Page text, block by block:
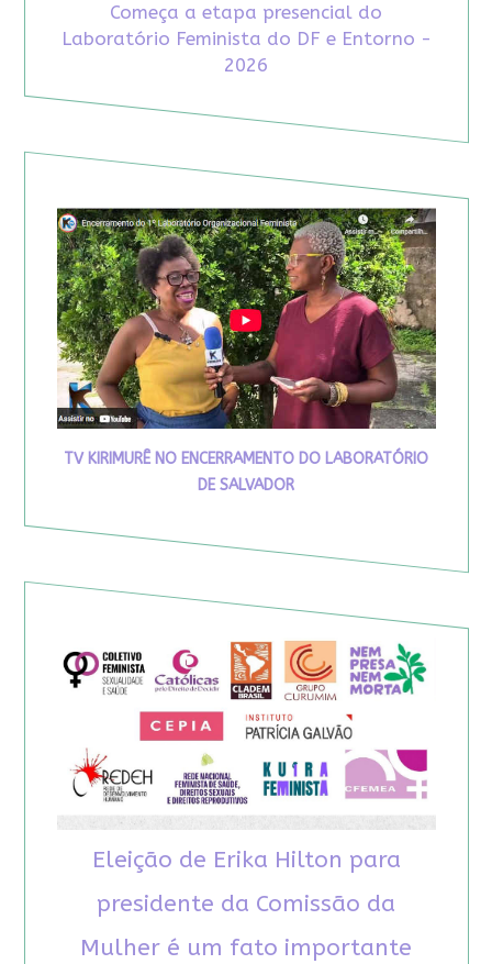
Começa a etapa presencial do
Laboratório Feminista do DF e Entorno -
2026
TV KIRIMURÊ NO ENCERRAMENTO DO LABORATÓRIO
DE SALVADOR
Eleição de Erika Hilton para
presidente da Comissão da
Mulher é um fato importante